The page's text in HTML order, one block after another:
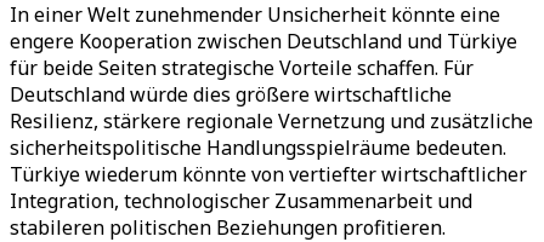
In einer Welt zunehmender Unsicherheit könnte eine
engere Kooperation zwischen Deutschland und Türkiye
für beide Seiten strategische Vorteile schaffen. Für
Deutschland würde dies größere wirtschaftliche
Resilienz, stärkere regionale Vernetzung und zusätzliche
sicherheitspolitische Handlungsspielräume bedeuten.
Türkiye wiederum könnte von vertiefter wirtschaftlicher
Integration, technologischer Zusammenarbeit und
stabileren politischen Beziehungen profitieren.